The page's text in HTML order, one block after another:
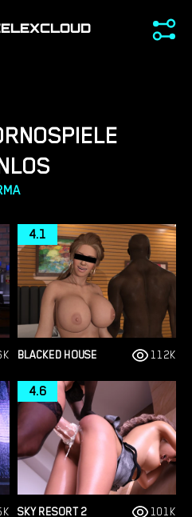
BLACKED HOUSE
4.1
112K
SKY RESORT 2
4.6
101K